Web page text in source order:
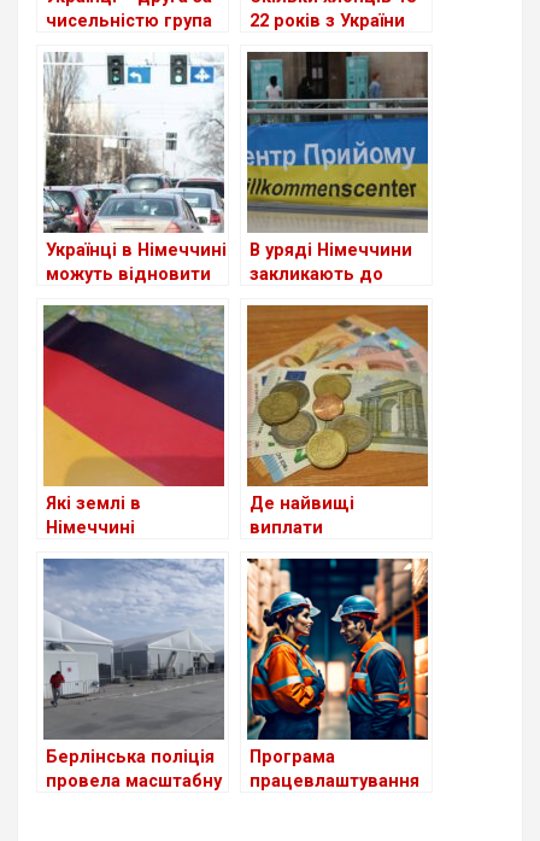
чисельністю група
22 років з України
Німеччини?
Українці в Німеччині
можуть відновити
посвідчення водія
В уряді Німеччини
закликають до
для шукачів
притулку: чи
стосується це
українців?
Які землі в
Німеччині
біженців із України
станом на сьогодні
Де найвищі
виплати
біженцям серед
країн Європи?
Берлінська поліція
провела масштабну
Програма
працевлаштування